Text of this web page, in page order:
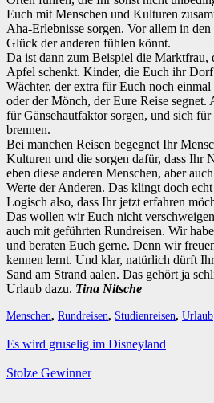
Euch mit Menschen und Kulturen
Aha-Erlebnisse sorgen. Vor allem in
Glück der anderen fühlen könnt.
Da ist dann zum Beispiel die Marktfrau,
Apfel schenkt. Kinder, die Euch ihr
Wächter, der extra für Euch noch
oder der Mönch, der Eure Reise
für Gänsehautfaktor sorgen, und sich
brennen.
Bei manchen Reisen begegnet Ihr
Kulturen und die sorgen dafür, dass Ihr
eben diese anderen Menschen, aber
Werte der Anderen. Das klingt doch
Logisch also, dass Ihr jetzt erfahren
Das wollen wir Euch nicht
auch mit geführten Rundreisen. Wir
und beraten Euch gerne. Denn wir
kennen lernt. Und klar, natürlich dürft
Sand am Strand aalen. Das gehört ja
Urlaub dazu. Tina Nitsche
Menschen, Rundreisen, Studienreisen, Urlaub
Es wird gruselig im Disneyland
Stolze Gewinner